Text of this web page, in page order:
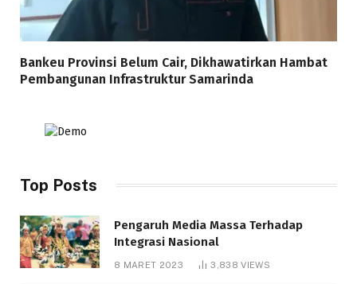
Bankeu Provinsi Belum Cair, Dikhawatirkan Hambat
Pembangunan Infrastruktur Samarinda
Top Posts
Pengaruh Media Massa Terhadap
Integrasi Nasional
8 MARET 2023 3,838VIEWS